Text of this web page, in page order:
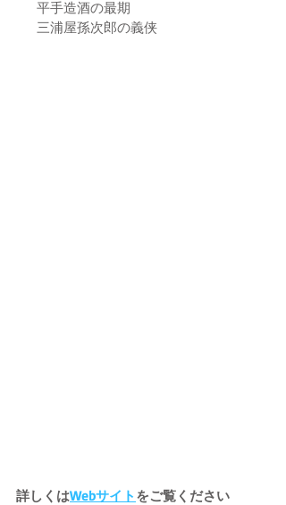
平手造酒の最期
三浦屋孫次郎の義侠
詳しくはWebサイト をご覧ください